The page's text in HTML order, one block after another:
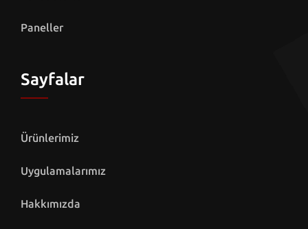
Paneller
Sayfalar
Ürünlerimiz
Uygulamalarımız
Hakkımızda